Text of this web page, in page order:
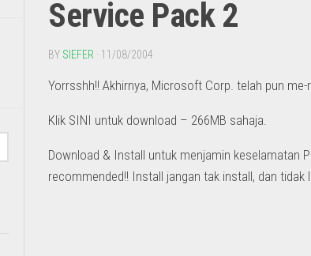
Service Pack 2
BY SIEFER · 11/08/2004
Yorrsshh!! Akhirnya, Microsoft Corp. telah pun
Klik SINI untuk download – 266MB sahaja.
Download & Install untuk menjamin keselamatan
recommended!! Install jangan tak install, dan